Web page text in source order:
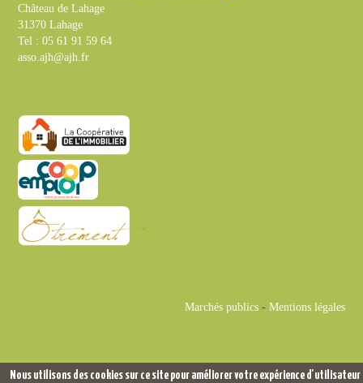
Château de Lahage
31370 Lahage
Tel : 05 61 91 59 64
asso.ajh@ajh.fr
Marchés publics- Mentions légales
Nous utilisons des cookies sur ce site pour améliorer votre expérience d'utilisateur